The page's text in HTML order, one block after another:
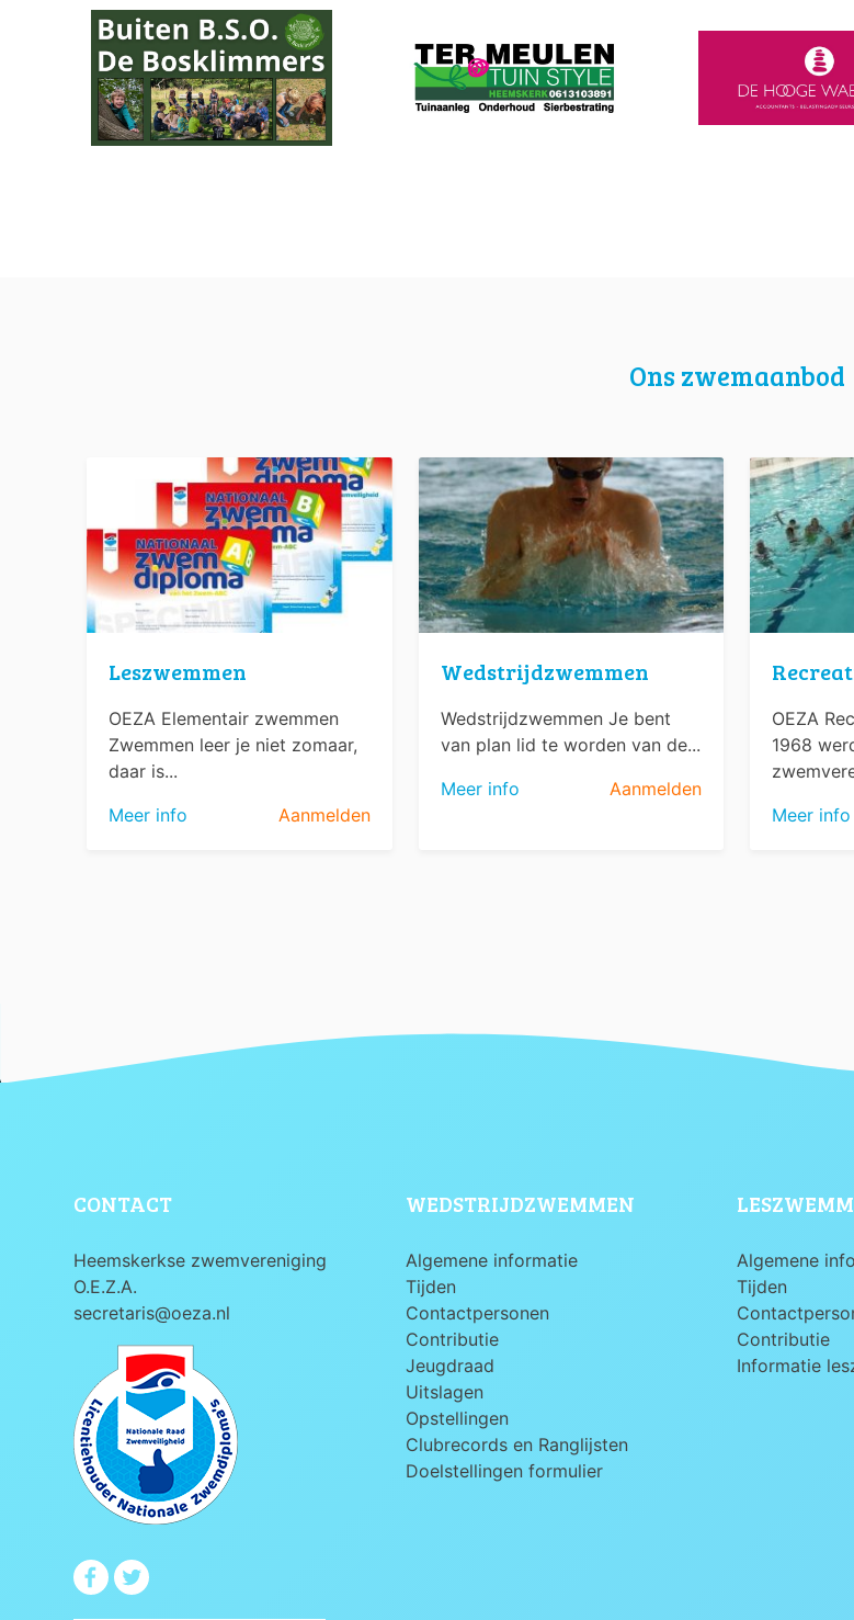
Ons zwemaanbod
Leszwemmen
OEZA Elementair zwemmen
Zwemmen leer je niet zomaar,
daar is...
Meer info
Aanmelden
Wedstrijdzwemmen
Wedstrijdzwemmen Je bent
van plan lid te worden van de...
Meer info
Aanmelden
OEZA
1968
Meer info
CONTACT
Heemskerkse zwemvereniging
O.E.Z.A.
secretaris@oeza.nl
WEDSTRIJDZWEMMEN
Algemene informatie
Tijden
Contactpersonen
Contributie
Jeugdraad
Uitslagen
Opstellingen
Clubrecords en Ranglijsten
Doelstellingen formulier
Algemene
Tijden
Contributie
Informatie